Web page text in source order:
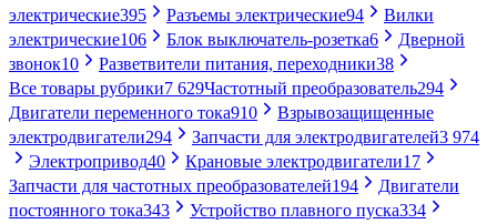
электрические395 Разъемы электрические94
Вилки
электрические106 Блок выключатель-розетка6
Дверной
звонок10 Разветвители питания, переходники38
Все товары рубрики7 629Частотный преобразователь294
Двигатели переменного тока910
Взрывозащищенные
электродвигатели294 Запчасти для электродвигателей3 974
Электропривод40 Крановые электродвигатели17
Запчасти для частотных преобразователей194
Двигатели
постоянного тока343 Устройство плавного пуска334